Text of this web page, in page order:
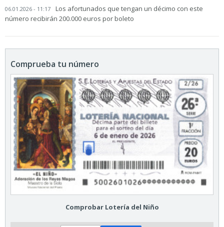
06.01.2026 - 11:17
Los afortunados que tengan un décimo con este
número recibirán 200.000 euros por boleto
Comprueba tu número
Comprobar Lotería del Niño